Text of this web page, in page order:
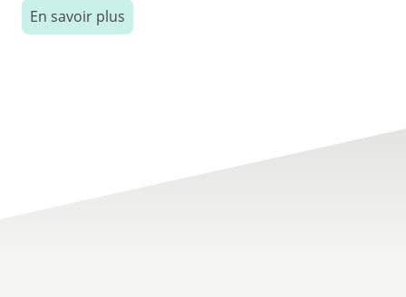
En savoir plus